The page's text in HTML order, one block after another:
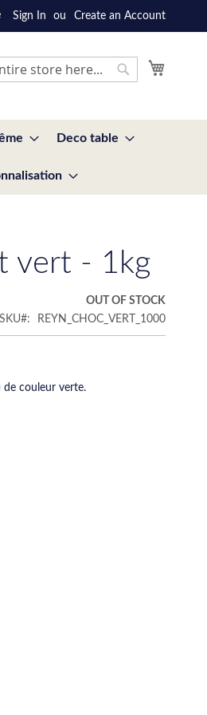
Sign In Create an Account
Deco table
vert - 1kg
OUT OF STOCK
SKU
REYN_CHOC_VERT_1000
de couleur verte.